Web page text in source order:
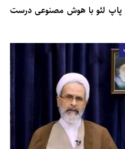
پاپ لئو با هوش مصنوعی درست